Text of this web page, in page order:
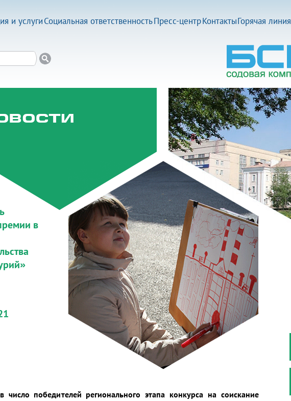
и услугиСоциальная ответственностьПресс-центрКонтактыГорячая линия
в
победителей регионального этапа конкурса на соискание